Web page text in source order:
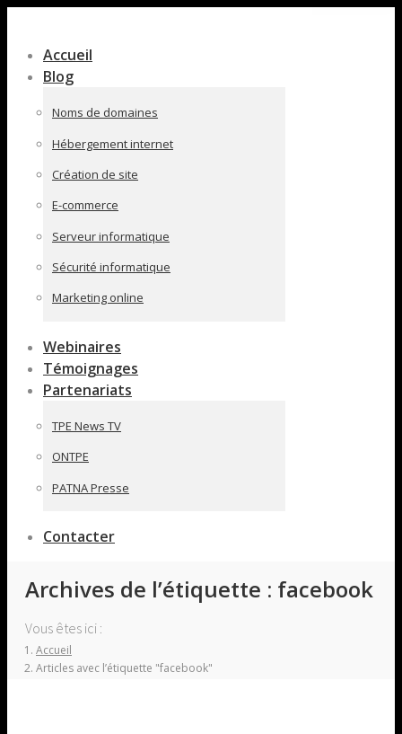
pleine
largeur
Accueil
Blog
Noms de domaines
Hébergement internet
Création de site
E-commerce
Serveur informatique
Sécurité informatique
Marketing online
Webinaires
Témoignages
Partenariats
TPE News TV
ONTPE
PATNA Presse
Contacter
Archives de l’étiquette : facebook
Vous êtes ici :
Accueil
Articles avec l’étiquette "facebook"